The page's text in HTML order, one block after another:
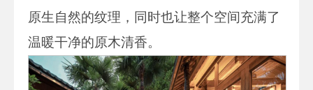
原生自然的纹理，同时也让整个空间充满了
温暖干净的原木清香。